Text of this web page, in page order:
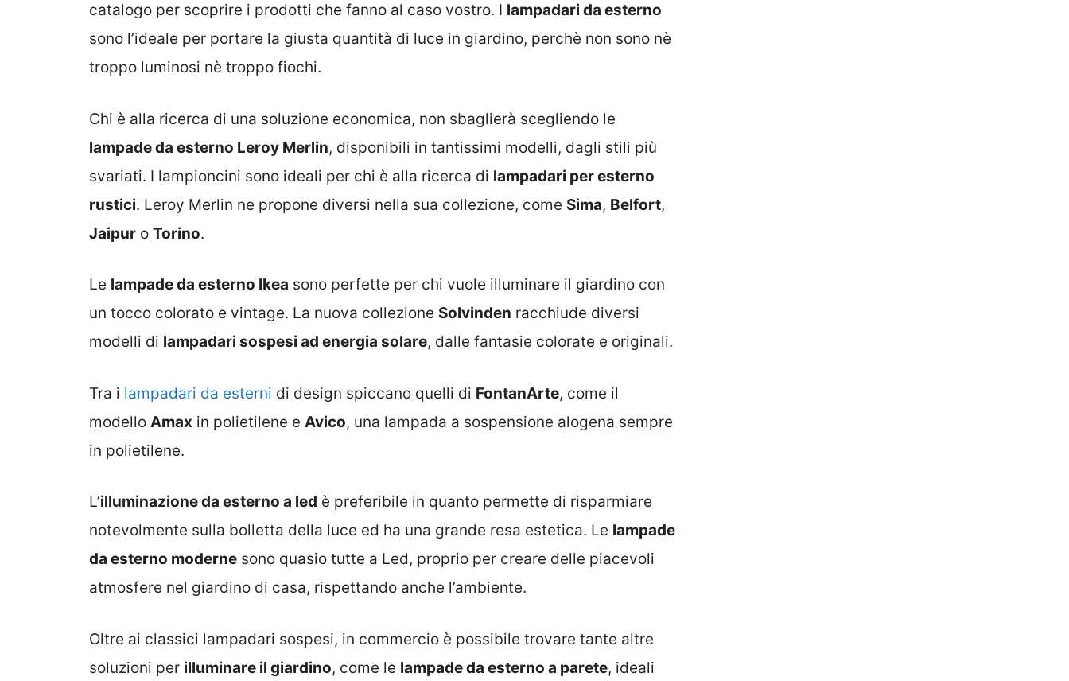
catalogo per scoprire i prodotti che fanno al caso vostro. I lampadari da esterno
sono l’ideale per portare la giusta quantità di luce in giardino, perchè non sono nè
troppo luminosi nè troppo fiochi.
Chi è alla ricerca di una soluzione economica, non sbaglierà scegliendo le
lampade da esterno Leroy Merlin, disponibili in tantissimi modelli, dagli stili più
svariati. I lampioncini sono ideali per chi è alla ricerca di lampadari per esterno
rustici. Leroy Merlin ne propone diversi nella sua collezione, come Sima, Belfort,
Jaipur o Torino.
Le lampade da esterno Ikea sono perfette per chi vuole illuminare il giardino con
un tocco colorato e vintage. La nuova collezione Solvinden racchiude diversi
modelli di lampadari sospesi ad energia solare, dalle fantasie colorate e originali.
Tra i lampadari da esterni di design spiccano quelli di FontanArte, come il
modello Amax in polietilene e Avico, una lampada a sospensione alogena sempre
in polietilene.
L’illuminazione da esterno a led è preferibile in quanto permette di risparmiare
notevolmente sulla bolletta della luce ed ha una grande resa estetica. Le lampade
da esterno moderne sono quasio tutte a Led, proprio per creare delle piacevoli
atmosfere nel giardino di casa, rispettando anche l’ambiente.
Oltre ai classici lampadari sospesi, in commercio è possibile trovare tante altre
soluzioni per illuminare il giardino, come le lampade da esterno a parete, ideali